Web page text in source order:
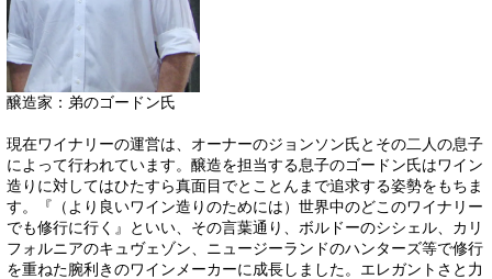
醸造家：弟のゴードン氏
現在ワイナリーの運営は、オーナーのジョンソン氏とその二人の息子
によって行われています。醸造を担当する息子のゴードン氏はワイン
造りに対してはひたすら真面目でとことんまで追求する姿勢をもちま
す。『（より良いワイン造りのためには）世界中のどこのワイナリー
でも修行に行く』といい、その言葉通り、ボルドーのシシェル、カリ
フォルニアのキュヴェゾン、ニュージーランドのハンターズ等で修行
を重ねた腕利きのワインメーカーに成長しました。エレガントさと力